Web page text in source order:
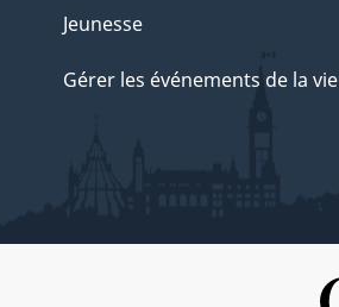
Jeunesse
Gérer les événements de la vie